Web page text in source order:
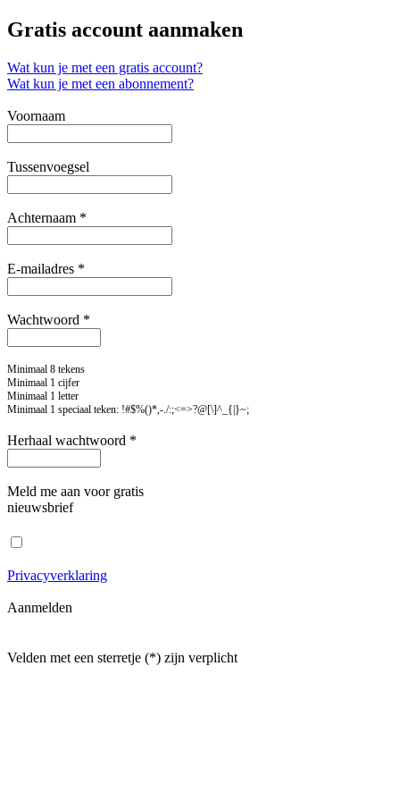
Gratis account aanmaken
Wat kun je met een gratis account?
Wat kun je met een abonnement?
Voornaam
Tussenvoegsel
Achternaam *
E-mailadres *
Wachtwoord *
Minimaal 8 tekens
Minimaal 1 cijfer
Minimaal 1 letter
Minimaal 1 speciaal teken: !#$%()*,-./:;<=>?@[\]^_{|}~;
Herhaal wachtwoord *
Meld me aan voor gratis
nieuwsbrief
Privacyverklaring
Aanmelden
Velden met een sterretje (*) zijn verplicht